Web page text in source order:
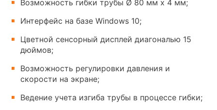
Возможность гибки трубы Ø 80 мм х 4 мм;
Интерфейс на базе Windows 10;
Цветной сенсорный дисплей диагональю 15
дюймов;
Возможность регулировки давления и
скорости на экране;
Ведение учета изгиба трубы в процессе гибки;